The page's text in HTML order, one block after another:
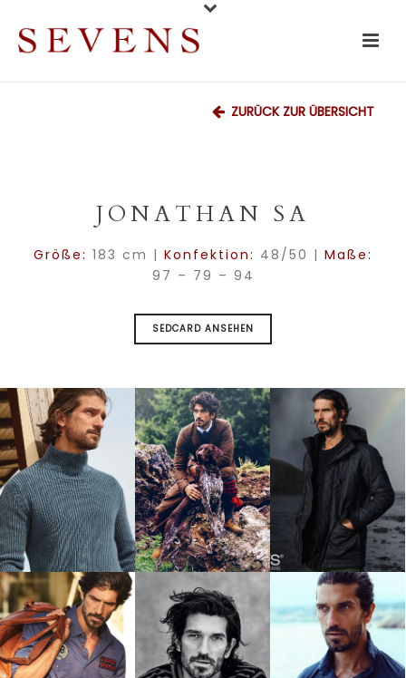
ZURÜCK ZUR ÜBERSICHT
JONATHAN SA
Größe: 183 cm | Konfektion: 48/50 | Maße:
97 – 79 – 94
SEDCARD ANSEHEN